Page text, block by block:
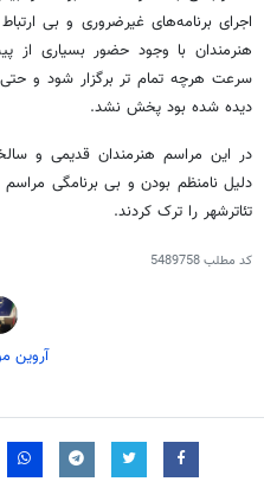
اجرای برنامه‌های غیرضروری و بی
هنرمندان با وجود حضور بسیاری
سرعت هرچه تمام تر برگزار شود و حتی
دیده شده بود پخش نشد.
در این مراسم هنرمندان قدیمی و
دلیل نامنظم بودن و بی برنامگی مراسم
تئاترشهر را ترک کردند.
کد مطلب5489758
آروین